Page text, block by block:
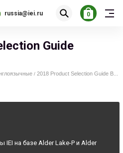
russia@iei.ru 0
Guide
/ 2018 Product Selection Guide B...
на базе Alder Lake-P и Alder